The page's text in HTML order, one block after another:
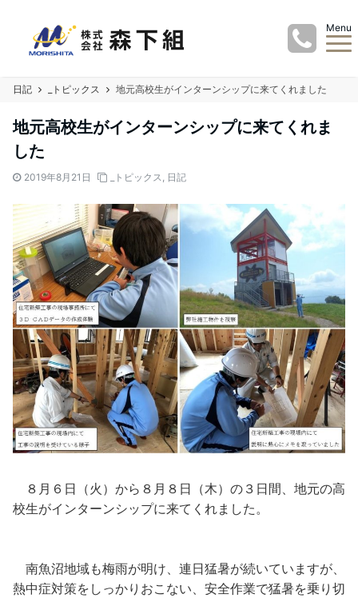
Menu
日記 _トピックス 地元高校生がインターンシップに来てくれました
地元高校生がインターンシップに来てくれま
した
2019年8月21日 _トピックス, 日記
８月６日（火）から８月８日（木）の３日間、地元の高
校生がインターンシップに来てくれました。
南魚沼地域も梅雨が明け、連日猛暑が続いていますが、
熱中症対策をしっかりおこない、安全作業で猛暑を乗り切